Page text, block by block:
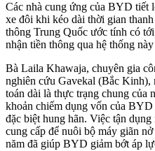
Các nhà cung ứng của BYD tiết
xe đôi khi kéo dài thời gian
thông Trung Quốc ước tính có
nhận tiền thông qua hệ thống
Bà Laila Khawaja, chuyên gia
nghiên cứu Gavekal (Bắc Kinh),
toán dài là thực trạng chung của
khoản chiếm dụng vốn của
đặc biệt hung hãn. Việc tận
cung cấp để nuôi bộ máy giãn
năm đã giúp BYD giảm bớt áp